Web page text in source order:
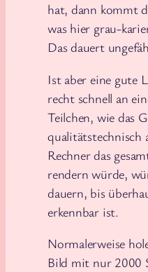
hat, dann kommt
was hier grau-
Das dauert
Ist aber eine gute
recht schnell an
Teilchen, wie das
qualitätstechnisch
Rechner das
rendern würde,
dauern, bis
erkennbar ist.
Normalerweise
Bild mit nur 2000